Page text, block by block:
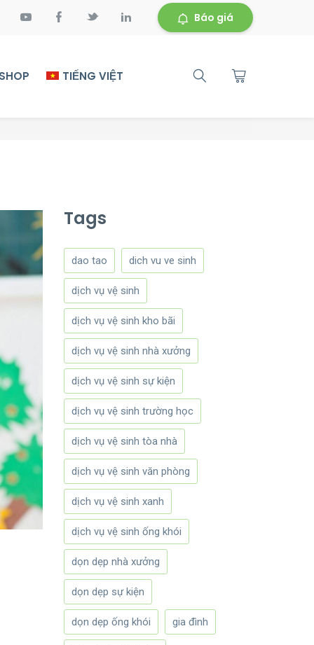
Báo giá
TIẾNG VIỆT
Tags
dao tao dich vu ve sinh
dịch vụ vệ sinh
dịch vụ vệ sinh kho bãi
dịch vụ vệ sinh nhà xưởng
dịch vụ vệ sinh sự kiện
dịch vụ vệ sinh trường học
dịch vụ vệ sinh tòa nhà
dịch vụ vệ sinh văn phòng
dịch vụ vệ sinh xanh
dịch vụ vệ sinh ống khói
dọn dẹp nhà xưởng
dọn dẹp sự kiện
dọn dẹp ống khói gia đình